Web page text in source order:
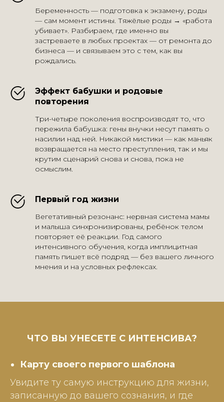
Беременность — подготовка к экзамену, роды
— сам момент истины. Тяжёлые роды → «работа
убивает». Разбираем, где именно вы
застреваете в любых проектах — от ремонта до
бизнеса — и связываем это с тем, как вы
рождались.
Эффект бабушки и родовые
повторения
Три-четыре поколения воспроизводят то, что
пережила бабушка: гены внучки несут память о
насилии над ней. Никакой мистики — как маньяк
возвращается на место преступления, так и мы
крутим сценарий снова и снова, пока не
осмыслим.
Первый год жизни
Вегетативный резонанс: нервная система мамы
и малыша синхронизированы, ребёнок телом
повторяет её реакции. Год самого
интенсивного обучения, когда имплицитная
память пишет всё подряд — без вашего личного
мнения и на условных рефлексах.
ЧТО ВЫ УНЕСЕТЕ С ИНТЕНСИВА?
Карту своего первого шаблона
Увидите ту самую инструкцию для жизни,
записанную до вашего сознания, и где